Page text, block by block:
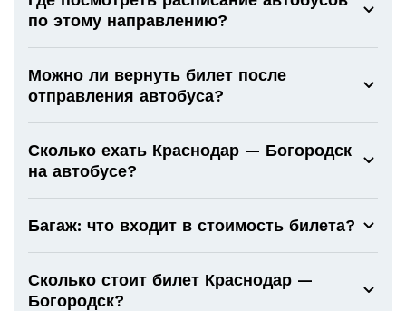
по этому направлению?
Можно ли вернуть билет после
отправления автобуса?
Сколько ехать Краснодар — Богородск
на автобусе?
Багаж: что входит в стоимость билета?
Сколько стоит билет Краснодар —
Богородск?